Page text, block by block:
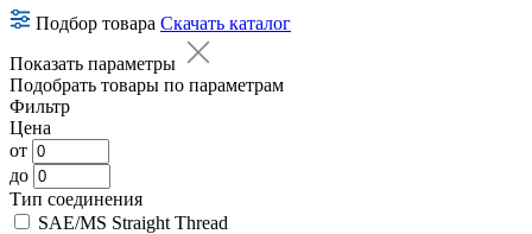
Подбор товара Скачать каталог
Показать параметры
Подобрать товары по параметрам
Фильтр
Цена
от
до
Тип соединения
SAE/MS Straight Thread